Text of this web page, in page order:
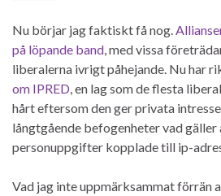
Nu börjar jag faktiskt få nog.
på löpande band, med vissa
liberalerna ivrigt påhejande. Nu har
om IPRED, en lag som de flesta
hårt eftersom den ger privata
långtgående befogenheter vad
personuppgifter kopplade till ip-
Vad jag inte uppmärksammat förrän